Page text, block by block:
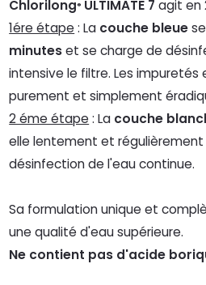
Chlorilong® ULTIMATE 7 agit en
1ére étape : La couche bleuese
minuteset se charge de
intensive le filtre. Les
purement et simplement
2 éme étape : La couche
elle lentement et
désinfection de l'eau continue.
Sa formulation unique et
une qualité d'eau supérieure.
Ne contient pas d'acide